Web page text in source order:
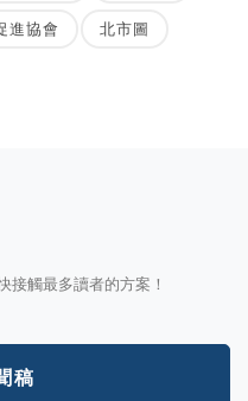
進協會 北市圖
接觸最多讀者的方案！
稿